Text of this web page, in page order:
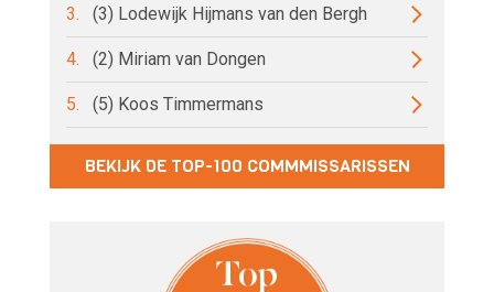
3. (3) Lodewijk Hijmans van den Bergh
4. (2) Miriam van Dongen
5. (5) Koos Timmermans
BEKIJK DE TOP-100 COMMMISSARISSEN